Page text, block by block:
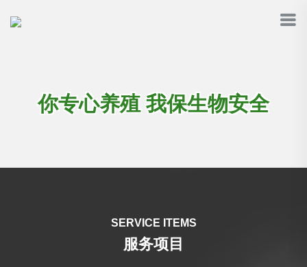
你专心养殖 我保生物安全
SERVICE ITEMS
服务项目